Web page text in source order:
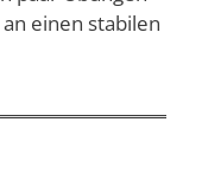
einen stabilen